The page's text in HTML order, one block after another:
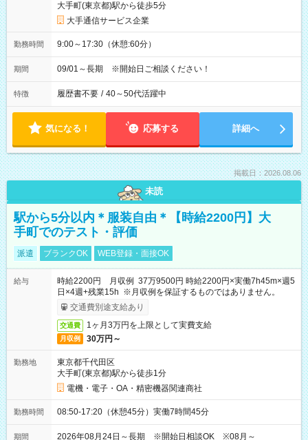
大手町(東京都)駅から徒歩5分
大手通信サービス企業
勤務時間 9:00～17:30（休憩:60分）
期間 09/01～長期 ※開始日ご相談ください！
特徴 履歴書不要 / 40～50代活躍中
気になる！ 応募する 詳細へ
掲載日：2026.08.06
未読
駅から5分以内＊服装自由＊【時給2200円】大
手町でのテスト・評価
派遣 ブランクOK WEB登録・面接OK
給与
時給2200円 月収例 37万9500円 時給2200円×実働7h45m×週5
日×4週+残業15h ※月収例を保証するものではありません。
交通費別途支給あり
交通費 1ヶ月3万円を上限として実費支給
月収例 30万円～
勤務地
東京都千代田区
大手町(東京都)駅から徒歩1分
電機・電子・OA・精密機器関連商社
勤務時間 08:50-17:20（休憩45分）実働7時間45分
期間 2026年08月24日～長期 ※開始日相談OK ※08月～